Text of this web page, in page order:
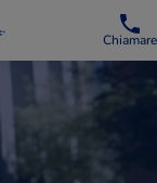
Chiamare